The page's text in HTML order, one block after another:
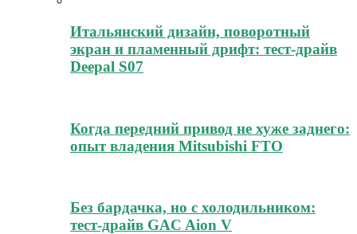
Итальянский дизайн, поворотный
экран и пламенный дрифт: тест-драйв
Deepal S07
Когда передний привод не хуже заднего:
опыт владения Mitsubishi FTO
Без бардачка, но с холодильником:
тест-драйв GAC Aion V